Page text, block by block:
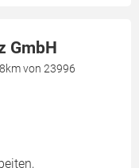
GmbH
von 23996